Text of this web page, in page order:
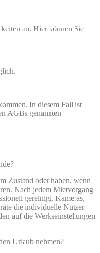
an. Hier können Sie
In diesem Fall ist
AGBs genannten
Zustand oder haben, wenn
Nach jedem Mietvorgang
gereinigt. Kameras,
die individuelle Nutzer
auf die Werkseinstellungen
Urlaub nehmen?